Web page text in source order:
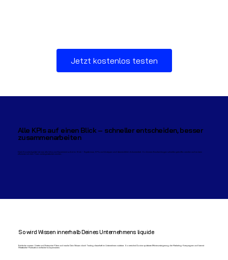
Jetzt kostenlos testen
Alle KPIs auf einen Blick – schneller entscheiden, besser
zusammenarbeiten
Dank Knowledgelab hat man alle Infos zum Experiment sofort im Blick – Ergebnisse, KPIs und Analysen sind übersichtlich dokumentiert. So können Enscheidungen schneller getroffen werden und es kann
effizienter mit dem Team weitergearbeitet werden..
So wird Wissen innerhalb Deines Unternehmens liquide
Entdecke unseren Starter und Enterprise Pläne und mache Dein Wissen durch Testing dauerhaft im Unternehmen nutzbar. So erreichst Du eine spürbare Effizienzsteigerung der Marketing-Kampagnen und kannst
Mitarbeiter-Fluktuation einfacher kompensieren.